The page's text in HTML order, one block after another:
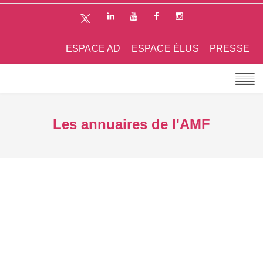
PRESSE
ESPACE ÉLUS
ESPACE AD
Les annuaires de l'AMF